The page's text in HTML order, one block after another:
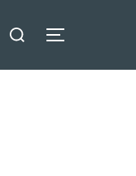
Search
TOGGLE